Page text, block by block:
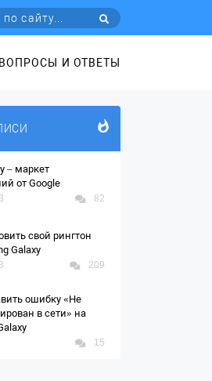
ВОПРОСЫ И ОТВЕТЫ
– маркет
от Google
82
свой рингтон
Galaxy
209
ошибку «Не
в сети» на
15